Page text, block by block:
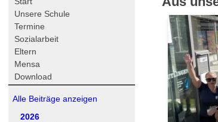
überspringen
Unsere Schule
Termine
Sozialarbeit
Eltern
Mensa
Download
Alle Beiträge anzeigen
2026